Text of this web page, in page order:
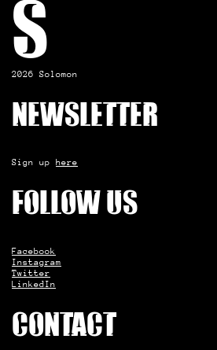
S
2026 Solomon
Newsletter
Sign up here
Follow us
Facebook
Instagram
Twitter
LinkedIn
Contact